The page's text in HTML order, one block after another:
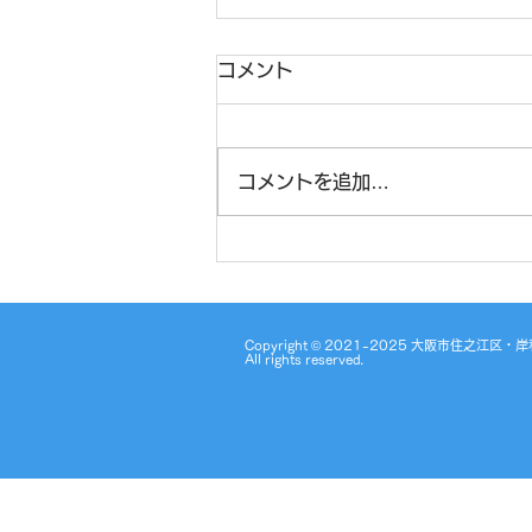
☆文字数指定語想起☆
コメント
コメントを追加…
Copyright © 2021-2025 大阪市住之江区・岸
All rights reserved.